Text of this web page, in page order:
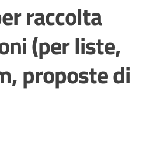
raccolta
(per liste,
proposte di